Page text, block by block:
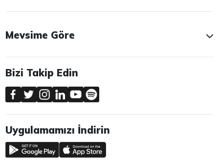
Mevsime Göre
Bizi Takip Edin
Uygulamamızı İndirin